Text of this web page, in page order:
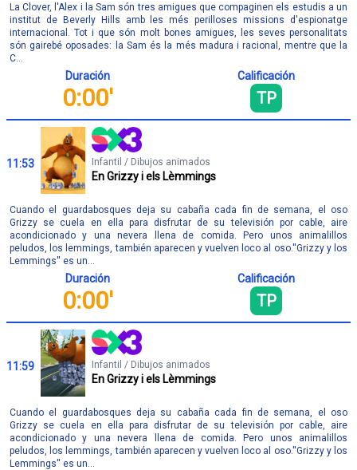
La Clover, l'Alex i la Sam són tres amigues que compaginen els estudis a un
institut de Beverly Hills amb les més perilloses missions d'espionatge
internacional. Tot i que són molt bones amigues, les seves personalitats
són gairebé oposades: la Sam és la més madura i racional, mentre que la
C...
Duración
0:00'
Calificación
TP
11:53 Infantil / Dibujos animados
En Grizzy i els Lèmmings
Cuando el guardabosques deja su cabaña cada fin de semana, el oso
Grizzy se cuela en ella para disfrutar de su televisión por cable, aire
acondicionado y una nevera llena de comida. Pero unos animalillos
peludos, los lemmings, también aparecen y vuelven loco al oso.''Grizzy y los
Lemmings'' es un...
Duración
0:00'
Calificación
TP
11:59 Infantil / Dibujos animados
En Grizzy i els Lèmmings
Cuando el guardabosques deja su cabaña cada fin de semana, el oso
Grizzy se cuela en ella para disfrutar de su televisión por cable, aire
acondicionado y una nevera llena de comida. Pero unos animalillos
peludos, los lemmings, también aparecen y vuelven loco al oso.''Grizzy y los
Lemmings'' es un...